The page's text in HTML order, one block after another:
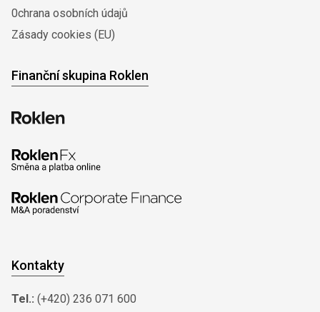
0chrana osobních údajů
Zásady cookies (EU)
Finanční skupina Roklen
Kontakty
Tel.: (+420) 236 071 600